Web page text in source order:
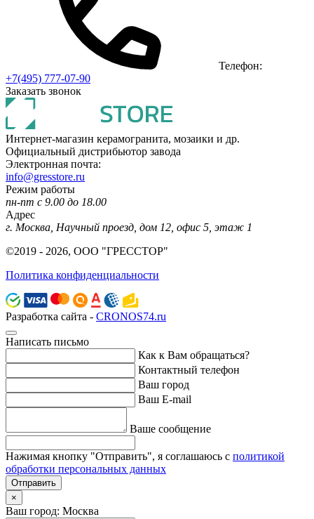
Телефон:
+7(495) 777-07-90
Заказать звонок
Интернет-магазин керамогранита, мозаики и др.
Официальный дистрибьютор завода
Электронная почта:
info@gresstore.ru
Режим работы
пн-пт с 9.00 до 18.00
Адрес
г. Москва, Научный проезд, дом 12, офис 5, этаж 1
©2019 - 2026, ООО "ГРЕССТОР"
Политика конфиденциальности
Разработка сайта - CRONOS74.ru
Написать письмо
Как к Вам обращаться?
Контактный телефон
Ваш город
Ваш E-mail
Ваше сообщение
Нажимая кнопку "Отправить", я соглашаюсь с политикой
обработки персональных данных
Отправить
×
Ваш город: Москва